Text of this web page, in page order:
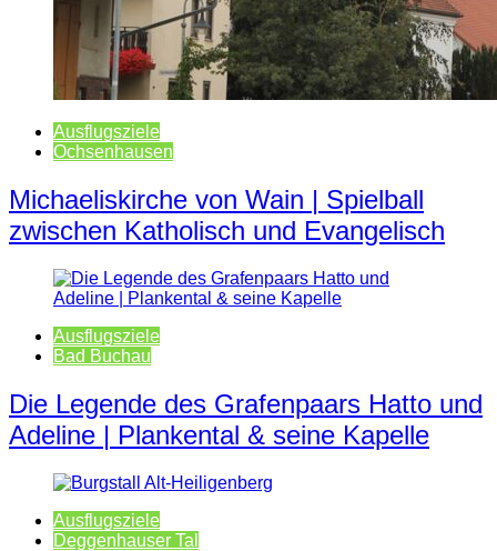
Ausflugsziele
Ochsenhausen
Michaeliskirche von Wain | Spielball
zwischen Katholisch und Evangelisch
Ausflugsziele
Bad Buchau
Die Legende des Grafenpaars Hatto und
Adeline | Plankental & seine Kapelle
Ausflugsziele
Deggenhauser Tal